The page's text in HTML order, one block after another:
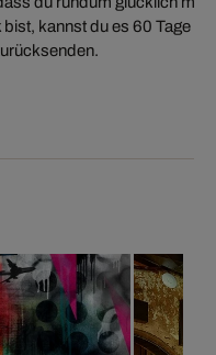
kannst du es 60 Tage